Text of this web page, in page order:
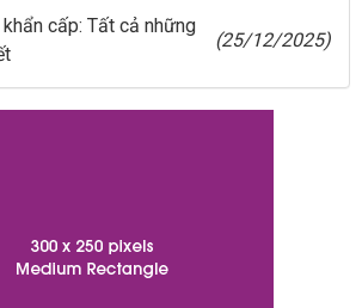
cấp: Tất cả những
(25/12/2025)